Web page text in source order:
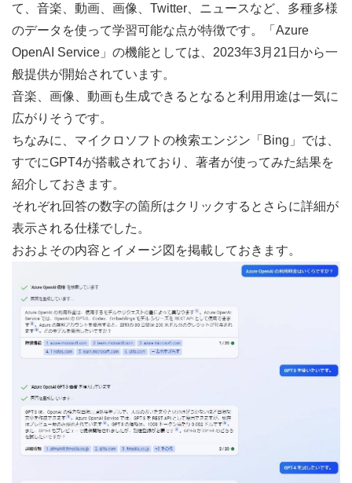
て、音楽、動画、画像、Twitter、ニュースなど、多種多様
のデータを使って学習可能な点が特徴です。「Azure
OpenAI Service」の機能としては、2023年3月21日から一
般提供が開始されています。
音楽、画像、動画も生成できるとなると利用用途は一気に
広がりそうです。
ちなみに、マイクロソフトの検索エンジン「Bing」では、
すでにGPT4が搭載されており、著者が使ってみた結果を
紹介しておきます。
それぞれ回答の数字の箇所はクリックするとさらに詳細が
表示される仕様でした。
おおよその内容とイメージ図を掲載しておきます。